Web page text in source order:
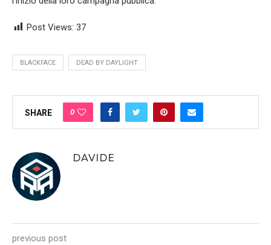
Post Views: 37
BLACKFACE DEAD BY DAYLIGHT
SHARE 0
DAVIDE
previous post